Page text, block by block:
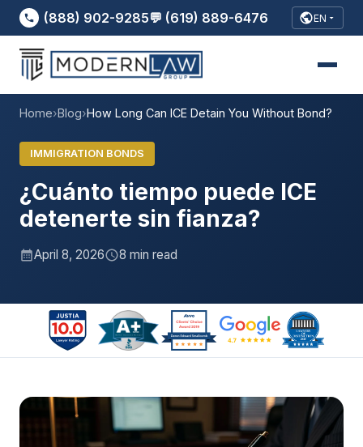
(888) 902-9285💬 (619) 889-6476 EN
Home›Blog›How Long Can ICE Detain You Without Bond?
IMMIGRATION BONDS
¿Cuánto tiempo puede ICE
detenerte sin fianza?
April 8, 2026 8 min read